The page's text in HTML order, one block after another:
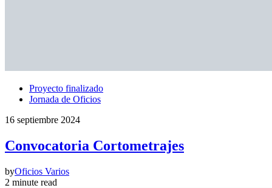
Proyecto finalizado
Jornada de Oficios
16 septiembre 2024
Convocatoria Cortometrajes
byOficios Varios
2 minute read